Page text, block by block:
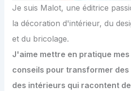
Je suis Malot, une éditrice
la décoration d'intérieur, du
et du bricolage.
J'aime mettre en pratique mes
conseils pour transformer
des intérieurs qui racontent